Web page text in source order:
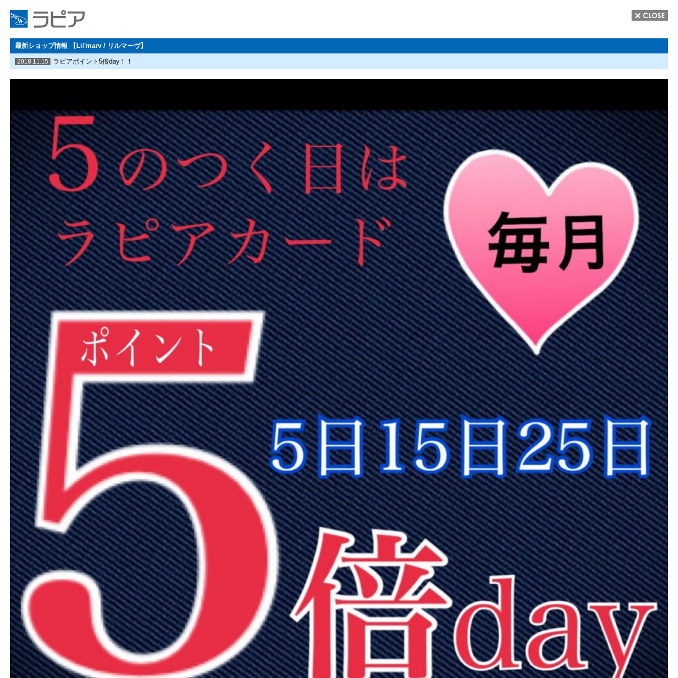
最新ショップ情報 【Lil'marv / リルマーヴ】
2018.11.15 ラピアポイント5倍day！！